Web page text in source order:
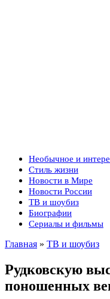
Необычное и
Стиль жизни
Новости в Мире
Новости России
ТВ и шоубиз
Биографии
Сериалы и фильмы
Главная » ТВ и шоубиз
Рудковскую
поношенных